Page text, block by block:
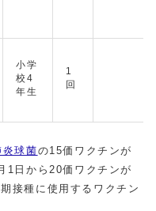
小学
校4
年生
1
回
球菌の15価ワクチンが
1日から20価ワクチンが
接種に使用するワクチン